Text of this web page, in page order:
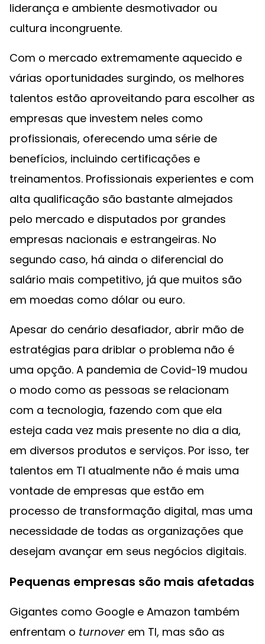
liderança e ambiente desmotivador ou
cultura incongruente.
Com o mercado extremamente aquecido e
várias oportunidades surgindo, os melhores
talentos estão aproveitando para escolher as
empresas que investem neles como
profissionais, oferecendo uma série de
benefícios, incluindo certificações e
treinamentos. Profissionais experientes e com
alta qualificação são bastante almejados
pelo mercado e disputados por grandes
empresas nacionais e estrangeiras. No
segundo caso, há ainda o diferencial do
salário mais competitivo, já que muitos são
em moedas como dólar ou euro.
Apesar do cenário desafiador, abrir mão de
estratégias para driblar o problema não é
uma opção. A pandemia de Covid-19 mudou
o modo como as pessoas se relacionam
com a tecnologia, fazendo com que ela
esteja cada vez mais presente no dia a dia,
em diversos produtos e serviços. Por isso, ter
talentos em TI atualmente não é mais uma
vontade de empresas que estão em
processo de transformação digital, mas uma
necessidade de todas as organizações que
desejam avançar em seus negócios digitais.
Pequenas empresas são mais afetadas
Gigantes como Google e Amazon também
enfrentam o turnover em TI, mas são as